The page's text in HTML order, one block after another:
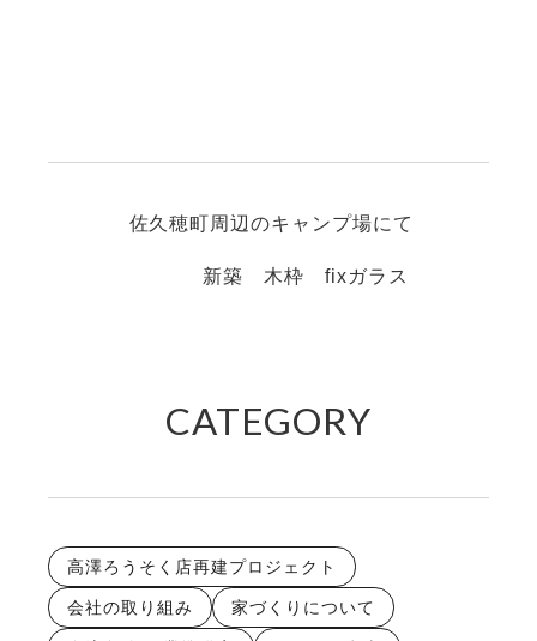
佐久穂町周辺のキャンプ場にて
新築 木枠 fixガラス
CATEGORY
高澤ろうそく店再建プロジェクト
会社の取り組み 家づくりについて